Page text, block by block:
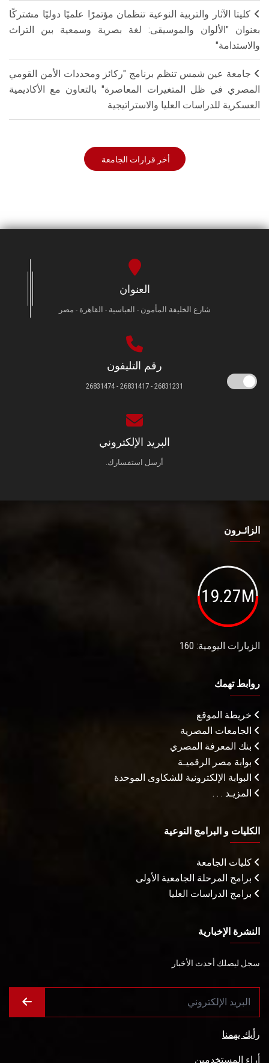
كليتا الآثار والتربية النوعية تنظمان مؤتمرًا علميًا دوليًا مشتركًا
بعنوان "الألوان والموسيقى: لغة بصرية وسمعية بين التراث
والاستدامة"
جامعة عين شمس تنظم برنامج "ركائز ومحددات الأمن القومي
المصري في ظل المتغيرات المعاصرة" بالتعاون مع الأكاديمية
العسكرية للدراسات العليا والاستراتيجية
أخر قرارات الجامعة
العنوان
شارع الخليفة المأمون - العباسية - القاهرة - مصر
رقم التليفون
26831231 - 26831417 - 26831474
البريد الإلكتروني
أرسل استفسارك.
الزائـرون
19.27M
الزيارات اليومية: 160
روابط تهمك
خريطة الموقع
الجامعات المصرية
بنك المعرفة المصري
بوابة مصر الرقميـة
البوابة الإلكترونية للشكاوى الموحدة
المزيـد . . .
الكليات و البرامج النوعية
كليات الجامعة
برامج المرحلة الجامعية الأولى
برامج الدراسات العليا
النشرة الإخبارية
سجل ليصلك أحدث الأخبار
رأيك يهمنا
أراء المستخدمين